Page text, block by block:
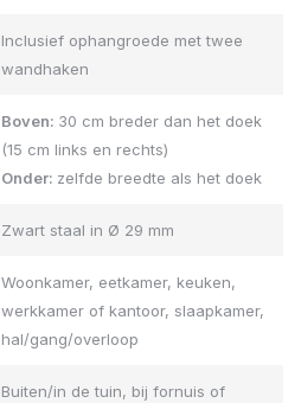
Inclusief ophangroede met twee
wandhaken
Boven: 30 cm breder dan het doek
(15 cm links en rechts)
Onder: zelfde breedte als het doek
Zwart staal in Ø 29 mm
Woonkamer, eetkamer, keuken,
werkkamer of kantoor, slaapkamer,
hal/gang/overloop
Buiten/in de tuin, bij fornuis of